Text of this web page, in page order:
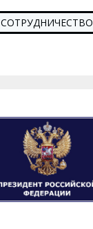
СОТРУДНИЧЕСТВО